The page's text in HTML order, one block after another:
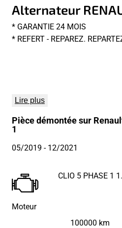
Alternateur
* GARANTIE 24 MOIS
* REFERT - REPAREZ.
Lire plus
Pièce démontée sur
1
05/2019 - 12/2021
Moteur
CLIO 5 PHASE 1
100000 km